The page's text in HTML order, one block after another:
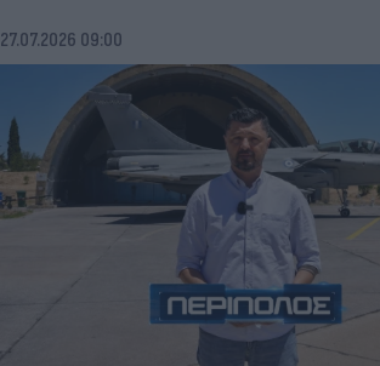
27.07.2026 09:00